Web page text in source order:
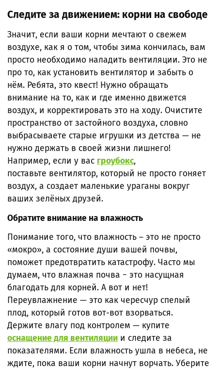
Следите за движением: корни на свободе
Значит, если ваши корни мечтают о свежем
воздухе, как я о том, чтобы зима кончилась, вам
просто необходимо наладить вентиляции. Это не
про то, как установить вентилятор и забыть о
нём. Ребята, это квест! Нужно обращать
внимание на то, как и где именно движется
воздух, и корректировать это на ходу. Очистите
пространство от застойного воздуха, словно
выбрасываете старые игрушки из детства — не
нужно держать в своей жизни лишнего!
Например, если у вас гроубокс,
поставьте вентилятор, который не просто гоняет
воздух, а создает маленькие ураганы вокруг
ваших зелёных друзей.
Обратите внимание на влажность
Понимание того, что влажность – это не просто
«мокро», а состояние души вашей почвы,
поможет предотвратить катастрофу. Часто мы
думаем, что влажная почва − это насущная
благодать для корней. А вот и нет!
Переувлажнение — это как чересчур спелый
плод, который готов вот-вот взорваться.
Держите влагу под контролем — купите
оснащение для вентиляции и следите за
показателями. Если влажность ушла в небеса, не
ждите, пока ваши корни начнут ворчать. Уберите